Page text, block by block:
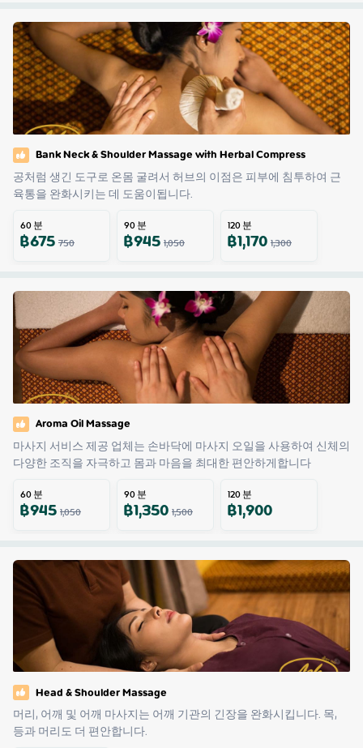
Bank Neck & Shoulder Massage with Herbal Compress
공처럼 생긴 도구로 온몸 굴려서 허브의 이점은 피부에 침투하여 근
육통을 완화시키는 데 도움이됩니다.
60분
฿675750
90분
฿9451,050
120분
฿1,1701,300
Aroma Oil Massage
마사지 서비스 제공 업체는 손바닥에 마사지 오일을 사용하여 신체의
다양한 조직을 자극하고 몸과 마음을 최대한 편안하게합니다
60분
฿9451,050
90분
฿1,3501,500
120분
฿1,900
Head & Shoulder Massage
머리, 어깨 및 어깨 마사지는 어깨 기관의 긴장을 완화시킵니다. 목,
등과 머리도 더 편안합니다.